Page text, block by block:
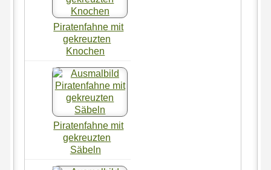
Piratenfahne mit
gekreuzten
Knochen
Piratenfahne mit
gekreuzten
Säbeln